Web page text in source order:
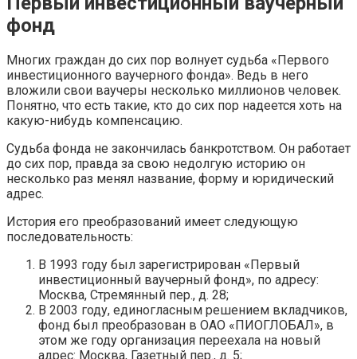
фонд
Многих граждан до сих пор волнует судьба «Первого
инвестиционного ваучерного фонда». Ведь в него
вложили свои ваучеры несколько миллионов человек.
Понятно, что есть такие, кто до сих пор надеется хоть на
какую-нибудь компенсацию.
Судьба фонда не закончилась банкротством. Он работает
до сих пор, правда за свою недолгую историю он
несколько раз менял название, форму и юридический
адрес.
История его преобразований имеет следующую
последовательность:
В 1993 году был зарегистрирован «Первый
инвестиционный ваучерный фонд», по адресу:
Москва, Стремянный пер., д. 28;
В 2003 году, единогласным решением вкладчиков,
фонд был преобразован в ОАО «ПИОГЛОБАЛ», в
этом же году организация переехала на новый
адрес: Москва, Газетный пер., д. 5;